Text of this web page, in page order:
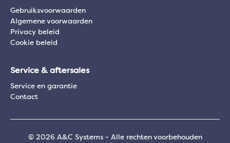
Gebruiksvoorwaarden
Algemene voorwaarden
Privacy beleid
Cookie beleid
Service & aftersales
Service en garantie
Contact
© 2026 A&C Systems - Alle rechten voorbehouden